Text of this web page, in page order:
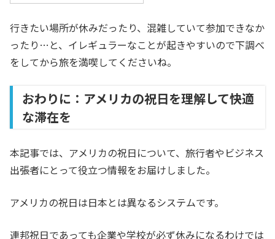
行きたい場所が休みだったり、混雑していて参加できなか
ったり…と、イレギュラーなことが起きやすいので下調べ
をしてから旅を満喫してくださいね。
おわりに：アメリカの祝日を理解して快適
な滞在を
本記事では、アメリカの祝日について、旅行者やビジネス
出張者にとって役立つ情報をお届けしました。
アメリカの祝日は日本とは異なるシステムです。
連邦祝日であっても企業や学校が必ず休みになるわけでは